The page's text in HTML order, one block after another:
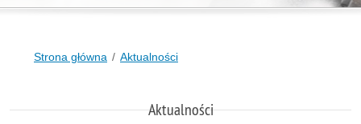
Strona główna Aktualności
Aktualności